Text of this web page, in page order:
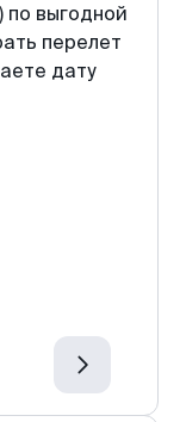
выгодной
перелет
дату